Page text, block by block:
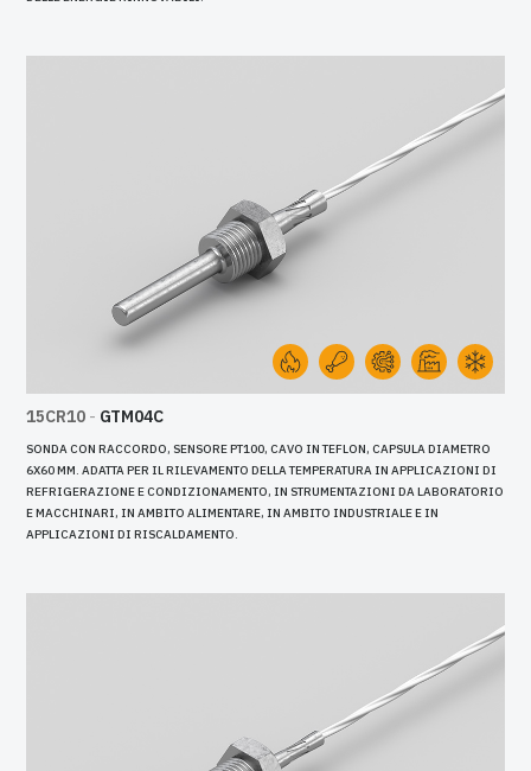
15CR10 - GTM04C
SONDA CON RACCORDO, SENSORE PT100, CAVO IN TEFLON, CAPSULA DIAMETRO
6X60 MM. ADATTA PER IL RILEVAMENTO DELLA TEMPERATURA IN APPLICAZIONI DI
REFRIGERAZIONE E CONDIZIONAMENTO, IN STRUMENTAZIONI DA LABORATORIO
E MACCHINARI, IN AMBITO ALIMENTARE, IN AMBITO INDUSTRIALE E IN
APPLICAZIONI DI RISCALDAMENTO.